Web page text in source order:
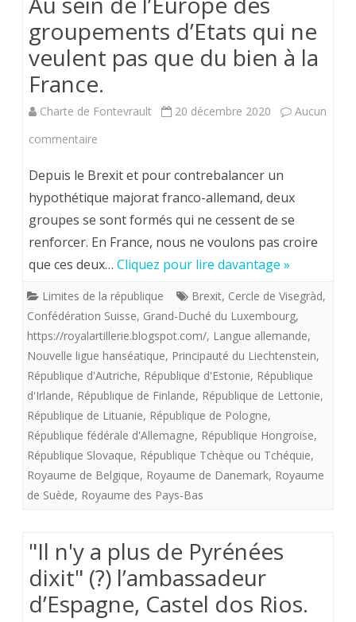
(
groupements d’Etats qui ne
veulent pas que du bien à la
France.
Charte de Fontevrault 20 décembre 2020
Aucun
commentaire
sein
de
l’Europe
groupements
d’Etats
qui
ne
veulent
que
du
à
la
France.
Depuis le Brexit et pour contrebalancer un
hypothétique majorat franco-allemand, deux
groupes se sont formés qui ne cessent de se
renforcer. En France, nous ne voulons pas croire
que ces deux… Cliquez pour lire davantage »
Limites de la république Brexit, Cercle de Visegràd,
Confédération Suisse, Grand-Duché du Luxembourg,
https://royalartillerie.blogspot.com/, Langue allemande,
Nouvelle ligue hanséatique, Principauté du Liechtenstein,
République d'Autriche, République d'Estonie, République
d'Irlande, République de Finlande, République de Lettonie,
République de Lituanie, République de Pologne,
République fédérale d'Allemagne, République Hongroise,
République Slovaque, République Tchèque ou Tchéquie,
Royaume de Belgique, Royaume de Danemark, Royaume
de Suède, Royaume des Pays-Bas
"Il n'y a plus de Pyrénées
dixit" (?) l’ambassadeur
d’Espagne, Castel dos Rios.